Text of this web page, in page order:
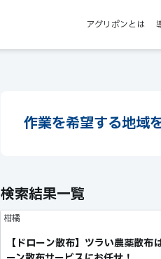
アグリポンとは
作業を希望する地域
検索結果一覧
柑橘
【ドローン散布】ツラい農薬散布